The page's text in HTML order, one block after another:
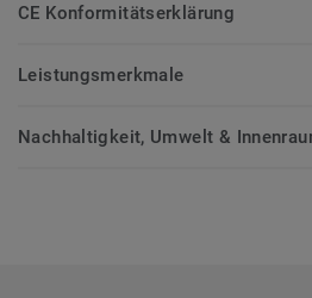
CE Konformitätserklärung
Leistungsmerkmale
Nachhaltigkeit, Umwelt &